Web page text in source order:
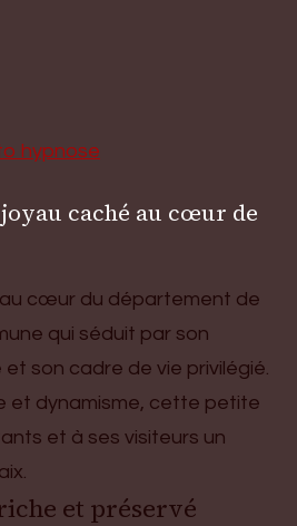
hypnose
caché au cœur de
au cœur du département de
qui séduit par son
son cadre de vie privilégié.
et dynamisme, cette petite
et à ses visiteurs un
et préservé